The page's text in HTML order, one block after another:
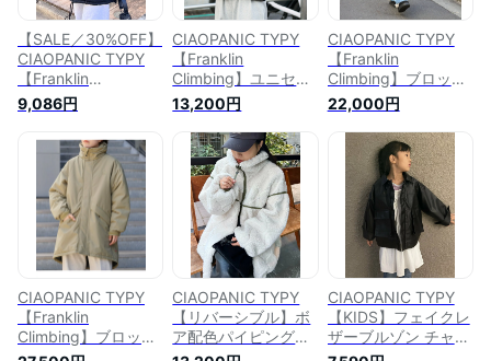
【SALE／30%OFF】
CIAOPANIC TYPY
【Franklin
Climbing】ナイロン
中綿コーチジャケッ
ト チャオパニックテ
ィピー ジャケット・
アウター ブルゾン・
ジャンパー ブラック
グリーン【送料無
料】
9,086円
CIAOPANIC TYPY
【Franklin
Climbing】ユニセッ
クス/マウンテンジッ
プパーカー チャオパ
ニックティピー ジャ
ケット・アウター ブ
ルゾン・ジャンパー
ブラック ブルー グ
リーン イエロー グ
レー レッド ピンク
【送料無料】
13,200円
CIAOPANIC TYPY
【Franklin
Climbing】ブロック
モンスターパーカー
チャオパニックティ
ピー ジャケット・ア
ウター その他のジャ
ケット・アウター ブ
ラック ホワイト ベ
ージュ【送料無料】
22,000円
CIAOPANIC TYPY
【Franklin
Climbing】ブロック
モンスターパーカー
CIAOPANIC TYPY
【リバーシブル】ボ
ア配色パイピングブ
ルゾン チャオパニッ
CIAOPANIC TYPY
【KIDS】フェイクレ
ザーブルゾン チャオ
パニックティピー ジ